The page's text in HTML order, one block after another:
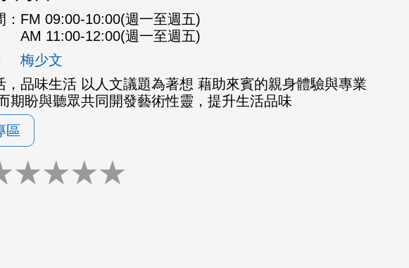
FM 09:00-10:00(週一至週五)
AM 11:00-12:00(週一至週五)
梅少文
，品味生活 以人文議題為著想 藉助來賓的親身體驗與專業
期盼與聽眾共同開發藝術性靈，提升生活品味
區
★★★★